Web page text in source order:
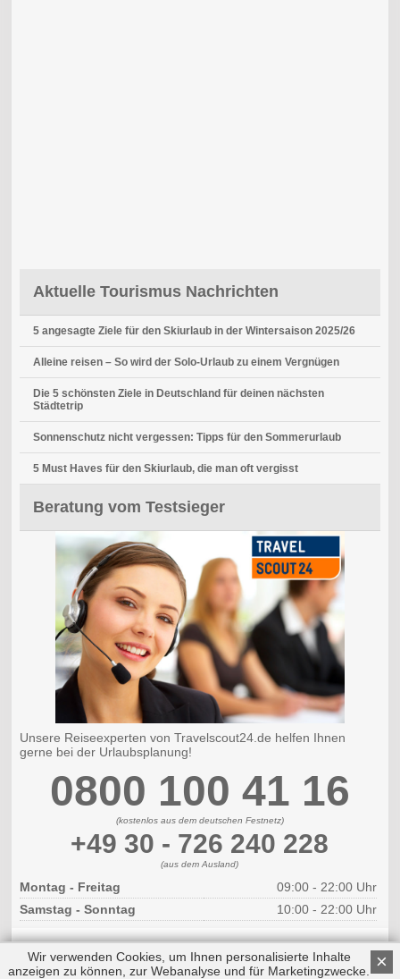
Aktuelle Tourismus Nachrichten
5 angesagte Ziele für den Skiurlaub in der Wintersaison 2025/26
Alleine reisen – So wird der Solo-Urlaub zu einem Vergnügen
Die 5 schönsten Ziele in Deutschland für deinen nächsten
Städtetrip
Sonnenschutz nicht vergessen: Tipps für den Sommerurlaub
5 Must Haves für den Skiurlaub, die man oft vergisst
Beratung vom Testsieger
Unsere Reiseexperten von Travelscout24.de helfen Ihnen
gerne bei der Urlaubsplanung!
0800 100 41 16
(kostenlos aus dem deutschen Festnetz)
+49 30 - 726 240 228
(aus dem Ausland)
Montag - Freitag
09:00 - 22:00 Uhr
Samstag - Sonntag
10:00 - 22:00 Uhr
×
Wir verwenden Cookies, um Ihnen personalisierte Inhalte
anzeigen zu können, zur Webanalyse und für Marketingzwecke.